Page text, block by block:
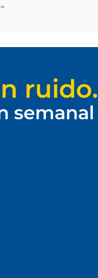
ruido.
semanal